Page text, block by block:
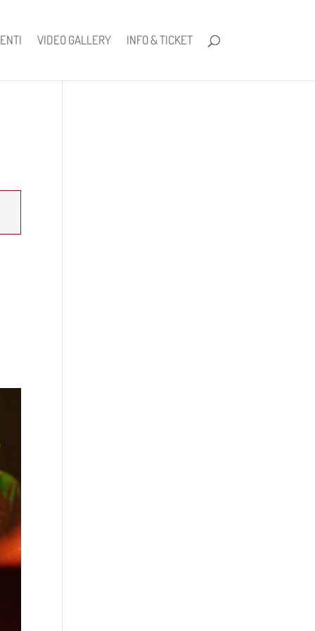
VIDEO GALLERY INFO & TICKET